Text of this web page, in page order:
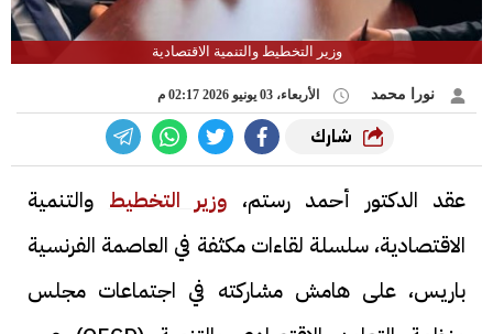
وزير التخطيط والتنمية الاقتصادية
نورا محمد الأربعاء، 03 يونيو 2026 02:17 م
شارك
عقد الدكتور أحمد رستم، وزير التخطيط والتنمية
الاقتصادية، سلسلة لقاءات مكثفة في العاصمة الفرنسية
باريس، على هامش مشاركته في اجتماعات مجلس